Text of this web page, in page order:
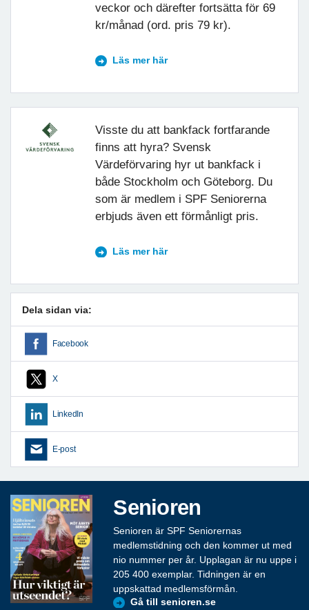
veckor och därefter fortsätta för 69
kr/månad (ord. pris 79 kr).
Läs mer här
Visste du att bankfack fortfarande
finns att hyra? Svensk
Värdeförvaring hyr ut bankfack i
både Stockholm och Göteborg. Du
som är medlem i SPF Seniorerna
erbjuds även ett förmånligt pris.
Läs mer här
Dela sidan via:
Facebook
X
LinkedIn
E-post
Senioren
Senioren är SPF Seniorernas
medlemstidning och den kommer ut med
nio nummer per år. Upplagan är nu uppe i
205 400 exemplar. Tidningen är en
uppskattad medlemsförmån.
Gå till senioren.se